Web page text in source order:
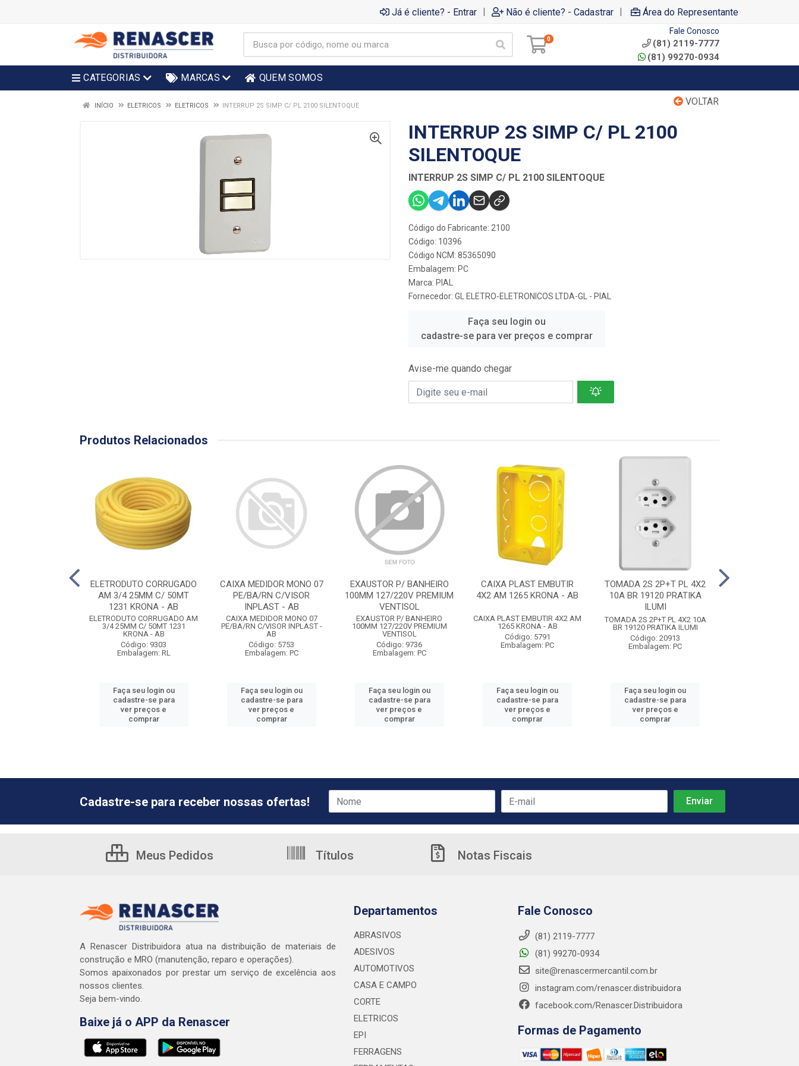
Já é cliente? - Entrar | Não é cliente? - Cadastrar | Área do Representante
0
Fale Conosco
(81) 2119-7777
(81) 99270-0934
CATEGORIAS MARCAS QUEM SOMOS
VOLTAR
INÍCIO ELETRICOS ELETRICOS INTERRUP 2S SIMP C/ PL 2100 SILENTOQUE
INTERRUP 2S SIMP C/ PL 2100
SILENTOQUE
INTERRUP 2S SIMP C/ PL 2100 SILENTOQUE
Código do Fabricante: 2100
Código: 10396
Código NCM: 85365090
Embalagem: PC
Marca: PIAL
Fornecedor: GL ELETRO-ELETRONICOS LTDA-GL - PIAL
Faça seu login ou
cadastre-se para ver preços e comprar
Avise-me quando chegar
Produtos Relacionados
ELETRODUTO CORRUGADO
AM 3/4 25MM C/ 50MT
1231 KRONA - AB
ELETRODUTO CORRUGADO AM
3/4 25MM C/ 50MT 1231
KRONA - AB
Código: 9303
Embalagem: RL
Faça seu login ou
cadastre-se para
ver preços e
comprar
CAIXA MEDIDOR MONO 07
PE/BA/RN C/VISOR
INPLAST - AB
CAIXA MEDIDOR MONO 07
PE/BA/RN C/VISOR INPLAST -
AB
Código: 5753
Embalagem: PC
Faça seu login ou
cadastre-se para
ver preços e
comprar
EXAUSTOR P/ BANHEIRO
100MM 127/220V PREMIUM
VENTISOL
EXAUSTOR P/ BANHEIRO
100MM 127/220V PREMIUM
VENTISOL
Código: 9736
Embalagem: PC
Faça seu login ou
cadastre-se para
ver preços e
comprar
CAIXA PLAST EMBUTIR
4X2 AM 1265 KRONA - AB
CAIXA PLAST EMBUTIR 4X2 AM
1265 KRONA - AB
Código: 5791
Embalagem: PC
Faça seu login ou
cadastre-se para
ver preços e
comprar
TOMADA 2S 2P+T PL 4X2
10A BR 19120 PRATIKA
ILUMI
TOMADA 2S 2P+T PL 4X2 10A
BR 19120 PRATIKA ILUMI
Código: 20913
Embalagem: PC
Faça seu login ou
cadastre-se para
ver preços e
comprar
Cadastre-se para receber nossas ofertas!
Meus Pedidos Títulos Notas Fiscais
A Renascer Distribuidora atua na distribuição de materiais de
construção e MRO (manutenção, reparo e operações).
Somos apaixonados por prestar um serviço de excelência aos
nossos clientes.
Seja bem-vindo.
Baixe já o APP da Renascer
Departamentos
ABRASIVOS
ADESIVOS
AUTOMOTIVOS
CASA E CAMPO
CORTE
ELETRICOS
EPI
FERRAGENS
Fale Conosco
(81) 2119-7777
(81) 99270-0934
site@renascermercantil.com.br
instagram.com/renascer.distribuidora
facebook.com/Renascer.Distribuidora
Formas de Pagamento